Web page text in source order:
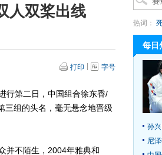
人双桨出线
打印 字号
第二日，中国组合徐东香/
三组的头名，毫无悬念地晋级
不陌生，2004年雅典和
热词：
每日
孙
尼